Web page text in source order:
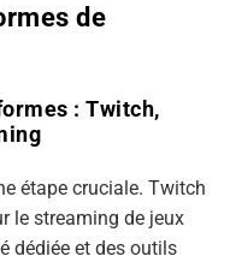
de
: Twitch,
étape cruciale. Twitch
le streaming de jeux
dédiée et des outils